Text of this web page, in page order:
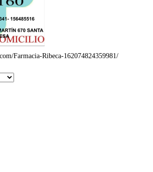
Farmacia-Ribeca-162074824359981/